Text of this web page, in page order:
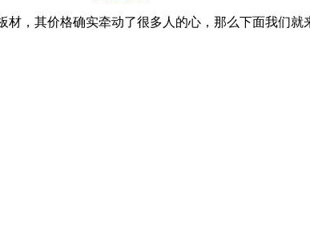
，其价格确实牵动了很多人的心，那么下面我们就